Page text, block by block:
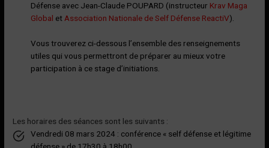
Défense avec Jean-Claude POUPARD (instructeur Krav Maga
Global etAssociation Nationale de Self Défense ReactiV).
Vous trouverez ci-dessous l’ensemble des renseignements
utiles qui vous permettront de préparer au mieux votre
participation à ce stage d’initiations.
Les horaires des séances sont les suivants :
Vendredi 08 mars 2024 : conférence « self défense et légitime